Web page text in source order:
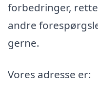
forbedringer,
andre
gerne.
Vores adresse er: